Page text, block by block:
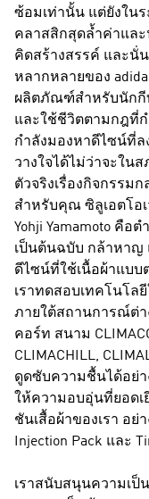
ซ้อมเท่านั้น แต่ยังในร
คลาสสิกสุดล้ำค่าแล
คิดสร้างสรรค์ และนั่
หลากหลายของ
ผลิตภัณฑ์สำหรับนักกี
และใช้ชีวิตตามกฎที่
กำลังมองหาดีไซน์ที่
วางใจได้ไม่ว่าจะใน
ตัวจริงเรื่องกิจกรรม
สำหรับคุณ ซิลูเอตโอ
Yohji Yamamoto คือ
เป็นต้นฉบับ กล้าหาญ
ดีไซน์ที่ใช้เนื้อผ้าแบบ
เราทดสอบเทคโนโลยี
ภายใต้สถานการณ์ต่า
คอร์ท สนาม
CLIMACHILL,
ดูดซับความชื้นได้อย่
ให้ความอบอุ่นที่ยอด
ชันเสื้อผ้าของเรา อย่
Injection Pack และ
เราสนับสนุนความเป็